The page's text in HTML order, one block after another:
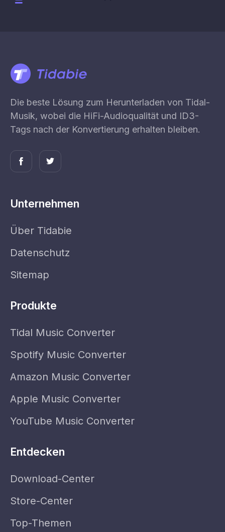
Die beste Lösung zum Herunterladen von Tidal-
Musik, wobei die HiFi-Audioqualität und ID3-
Tags nach der Konvertierung erhalten bleiben.
Unternehmen
Über Tidabie
Datenschutz
Sitemap
Produkte
Tidal Music Converter
Spotify Music Converter
Amazon Music Converter
Apple Music Converter
YouTube Music Converter
Entdecken
Download-Center
Store-Center
Top-Themen